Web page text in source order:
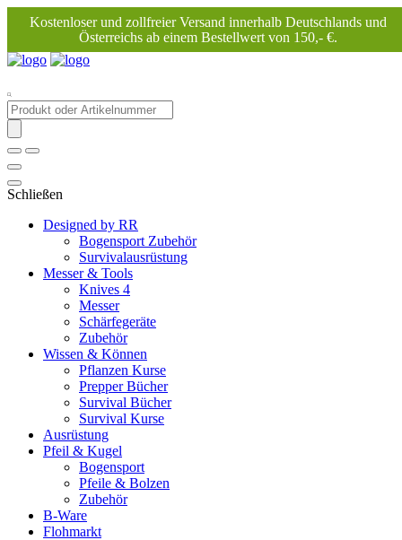
Kostenloser und zollfreier Versand innerhalb Deutschlands und
Österreichs ab einem Bestellwert von 150,- €.
Products
search
Schließen
Designed by RR
Bogensport Zubehör
Survivalausrüstung
Messer & Tools
Knives 4
Messer
Schärfegeräte
Zubehör
Wissen & Können
Pflanzen Kurse
Prepper Bücher
Survival Bücher
Survival Kurse
Ausrüstung
Pfeil & Kugel
Bogensport
Pfeile & Bolzen
Zubehör
B-Ware
Flohmarkt